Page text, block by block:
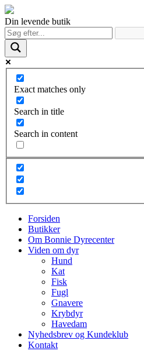
Din levende butik
Exact matches only
Search in title
Search in content
Forsiden
Butikker
Om Bonnie Dyrecenter
Viden om dyr
Hund
Kat
Fisk
Fugl
Gnavere
Krybdyr
Havedam
Nyhedsbrev og Kundeklub
Kontakt